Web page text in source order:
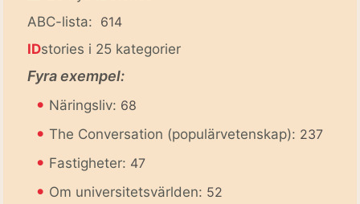
ABC-lista: 614
IDstories i 25 kategorier
Fyra exempel:
• Näringsliv: 68
• The Conversation (populärvetenskap): 237
• Fastigheter: 47
• Om universitetsvärlden: 52